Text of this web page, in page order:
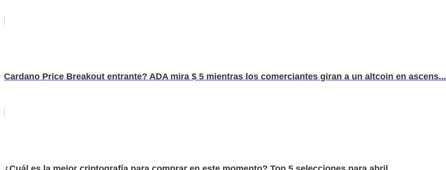
Cardano Price Breakout entrante? ADA mira $ 5 mientras los comerciantes giran a un altcoin en ascens...